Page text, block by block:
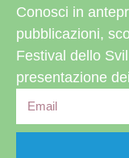
Conosci in
pubblicazioni,
Festival dello
presentazione